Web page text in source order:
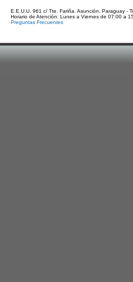
E.E.U.U. 961 c/ Tte. Fariña. Asunción, Paraguay -
Horario de Atención: Lunes a Viernes de 07:00 a
Preguntas Frecuentes